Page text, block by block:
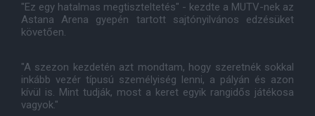
"Ez egy hatalmas megtiszteltetés" - kezdte a MUTV-nek az
Astana Arena gyepén tartott sajtónyilvános edzésüket
követően.
"A szezon kezdetén azt mondtam, hogy szeretnék sokkal
inkább vezér típusú személyiség lenni, a pályán és azon
kívül is. Mint tudják, most a keret egyik rangidős játékosa
vagyok."